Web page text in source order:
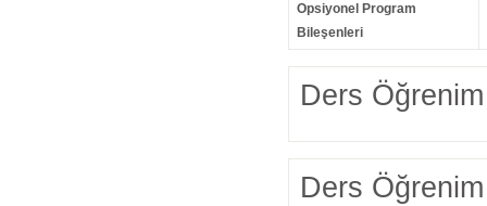
Opsiyonel Program
Bileşenleri
Ders Öğrenim
Ders Öğrenim